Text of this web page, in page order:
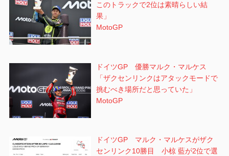
このトラックで2位は素晴らしい結
果」
MotoGP
ドイツGP 優勝マルク・マルケス
「ザクセンリンクはアタックモードで
挑むべき場所だと思っていた」
MotoGP
ドイツGP マルク・マルケスがザク
センリンク10勝目 小椋 藍が2位で選